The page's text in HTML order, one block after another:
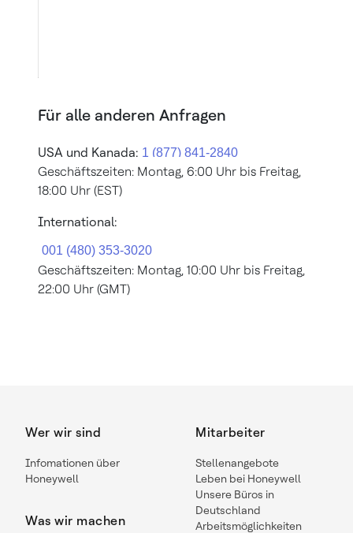
Für alle anderen Anfragen
USA und Kanada:
Geschäftszeiten: Montag, 6:00 Uhr bis Freitag,
18:00 Uhr (EST)
International:
Geschäftszeiten: Montag, 10:00 Uhr bis Freitag,
22:00 Uhr (GMT)
Wer wir sind
Infomationen über
Honeywell
Was wir machen
Mitarbeiter
Stellenangebote
Leben bei Honeywell
Unsere Büros in
Deutschland
Arbeitsmöglichkeiten